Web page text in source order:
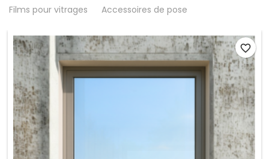
Films pour vitrages Accessoires de pose
favorite_border